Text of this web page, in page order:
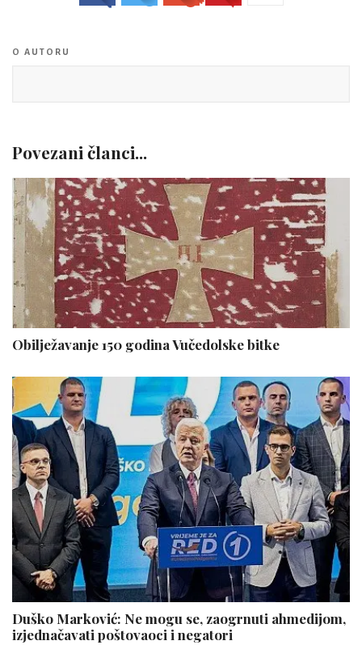
O AUTORU
Povezani članci...
Obilježavanje 150 godina Vučedolske bitke
Duško Marković: Ne mogu se, zaogrnuti ahmedijom,
izjednačavati poštovaoci i negatori